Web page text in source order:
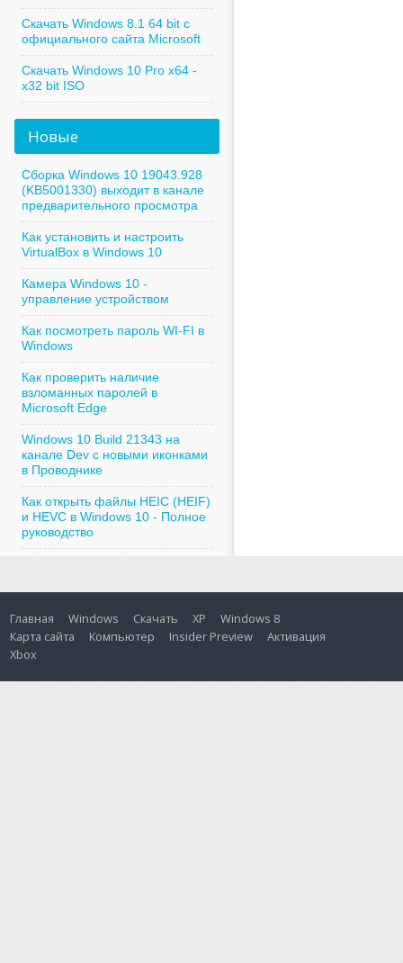
Скачать Windows 8.1 64 bit с
официального сайта Microsoft
Скачать Windows 10 Pro x64 -
x32 bit ISO
Новые
Сборка Windows 10 19043.928
(KB5001330) выходит в канале
предварительного просмотра
Как установить и настроить
VirtualBox в Windows 10
Камера Windows 10 -
управление устройством
Как посмотреть пароль WI-FI в
Windows
Как проверить наличие
взломанных паролей в
Microsoft Edge
Windows 10 Build 21343 на
канале Dev с новыми иконками
в Проводнике
Как открыть файлы HEIC (HEIF)
и HEVC в Windows 10 - Полное
руководство
Главная Windows Скачать XP
Windows 8
Карта сайта
Компьютер Insider Preview
Активация
Xbox